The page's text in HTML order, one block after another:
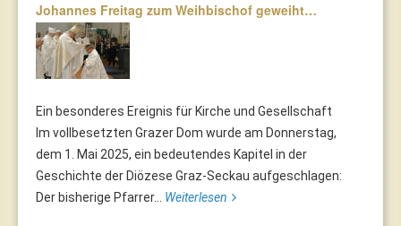
Johannes Freitag zum Weihbischof geweiht…
Ein besonderes Ereignis für Kirche und Gesellschaft
Im vollbesetzten Grazer Dom wurde am Donnerstag,
dem 1. Mai 2025, ein bedeutendes Kapitel in der
Geschichte der Diözese Graz-Seckau aufgeschlagen:
Der bisherige Pfarrer... Weiterlesen